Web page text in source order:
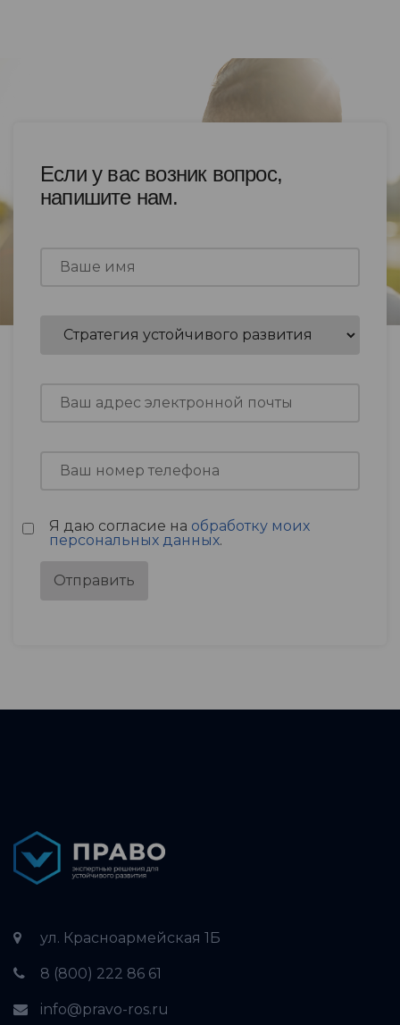
Если у вас возник вопрос,
напишите нам.
Я даю согласие на обработку моих
персональных данных.
Отправить
ул. Красноармейская 1Б
8 (800) 222 86 61
info@pravo-ros.ru